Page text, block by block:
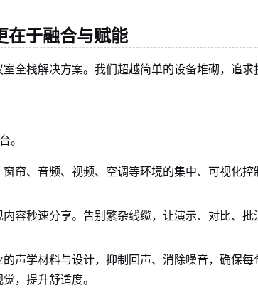
在于融合与赋能
全栈解决方案。我们超越简单的设备堆砌，追求
。
帘、音频、视频、空调等环境的集中、可视化控
容秒速分享。告别繁杂线缆，让演示、对比、批
声学材料与设计，抑制回声、消除噪音，确保每
，提升舒适度。